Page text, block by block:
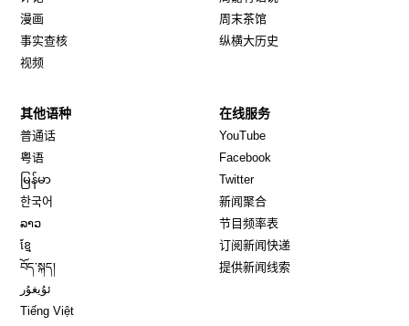
漫画
事实查核
视频
周末茶馆
纵横大历史
其他语种
普通话
粤语
မြန်မာ
한국어
ລາວ
ខ្មែ
བོད་སྐད།
ئۇيغۇر
Tiếng Việt
在线服务
YouTube
Facebook
TwitterOpens in new window
新闻聚合
节目频率表
订阅新闻快递
提供新闻线索